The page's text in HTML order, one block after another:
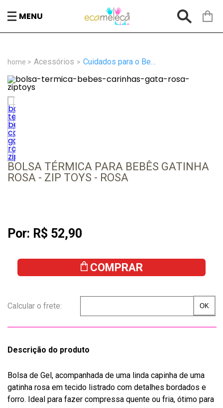
MENU
Acessórios Cuidados para o Bebê
BOLSA TÉRMICA PARA BEBÊS GATINHA
ROSA - ZIP TOYS - ROSA
Por: R$ 52,90
COMPRAR
Descrição do produto
Bolsa de Gel, acompanhada de uma linda capinha de uma
gatinha rosa em tecido listrado com detalhes bordados e
forro. Ideal para fazer compressa quente ou fria, ótimo para